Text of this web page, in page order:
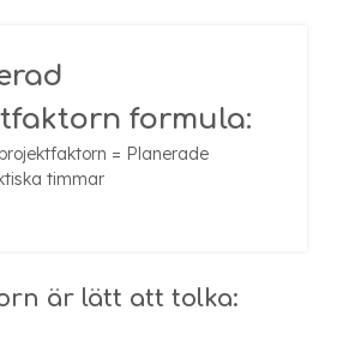
formula:
= Planerade
timmar
är lätt att tolka: